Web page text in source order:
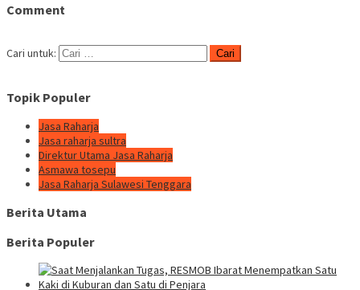
Comment
Cari untuk:
Topik Populer
Jasa Raharja
Jasa raharja sultra
Direktur Utama Jasa Raharja
Asmawa tosepu
Jasa Raharja Sulawesi Tenggara
Berita Utama
Berita Populer